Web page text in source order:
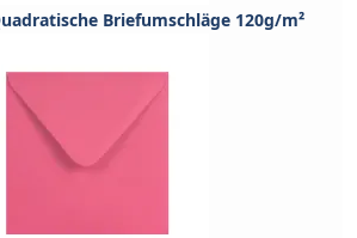
Briefumschläge 120g/m²